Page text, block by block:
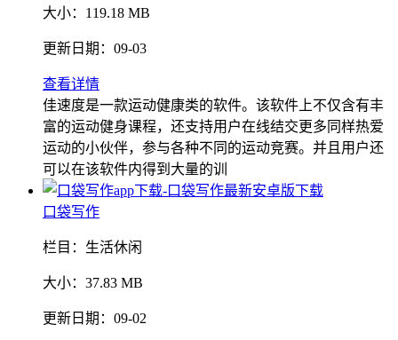
大小： 119.18 MB
更新日期： 09-03
查看详情
佳速度是一款运动健康类的软件。该软件上不仅含有丰
富的运动健身课程，还支持用户在线结交更多同样热爱
运动的小伙伴，参与各种不同的运动竞赛。并且用户还
可以在该软件内得到大量的训
口袋写作
栏目： 生活休闲
大小： 37.83 MB
更新日期： 09-02